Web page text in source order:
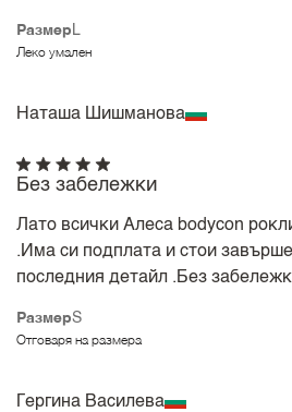
Размер L
Леко умален
Наташа Шишманова
РазмерS
Отговаря на размера
Без забележки
Лато всички Алеса bodycon
.Има си подплата и стои
последния детайл .Без
Гергина Василева